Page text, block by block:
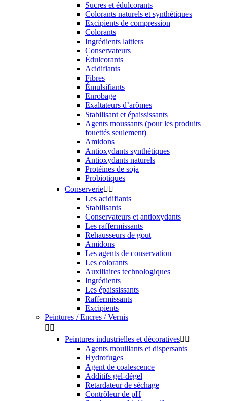
Sucres et édulcorants
Colorants naturels et synthétiques
Excipients de compression
Colorants
Ingrédients laitiers
Conservateurs
Édulcorants
Acidifiants
Fibres
Émulsifiants
Enrobage
Exaltateurs d’arômes
Stabilisant et épaississants
Agents moussants (pour les produits
fouettés seulement)
Amidons
Antioxydants synthétiques
Antioxydants naturels
Protéines de soja
Probiotiques
Conserverie 
Les acidifiants
Stabilisants
Conservateurs et antioxydants
Les raffermissants
Rehausseurs de gout
Amidons
Les agents de conservation
Les colorants
Auxiliaires technologiques
Ingrédients
Les épaississants
Raffermissants
Excipients
Peintures / Encres / Vernis
 
Peintures industrielles et décoratives 
Agents mouillants et dispersants
Hydrofuges
Agent de coalescence
Additifs gel-dégel
Retardateur de séchage
Contrôleur de pH